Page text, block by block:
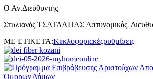
Ο Αν.Διευθυντής
Στυλιανός ΤΣΑΤΑΛΠΑΣ Αστυνομικός
ΜΕ ΕΤΙΚΕΤΑ:Κυκλοφοριακέςρυθμίσεις